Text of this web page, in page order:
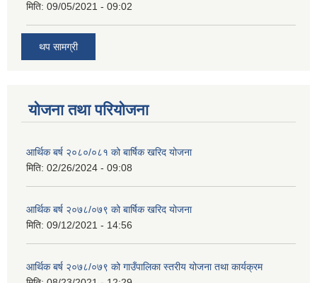
मिति: 09/05/2021 - 09:02
थप सामग्री
योजना तथा परियोजना
आर्थिक बर्ष २०८०/०८१ को बार्षिक खरिद योजना
मिति: 02/26/2024 - 09:08
आर्थिक बर्ष २०७८/०७९ को बार्षिक खरिद योजना
मिति: 09/12/2021 - 14:56
आर्थिक बर्ष २०७८/०७९ को गाउँपालिका स्तरीय योजना तथा कार्यक्रम